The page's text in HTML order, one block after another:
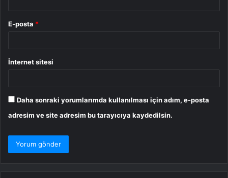
E-posta *
İnternet sitesi
Daha sonraki yorumlarımda kullanılması için adım, e-posta
adresim ve site adresim bu tarayıcıya kaydedilsin.